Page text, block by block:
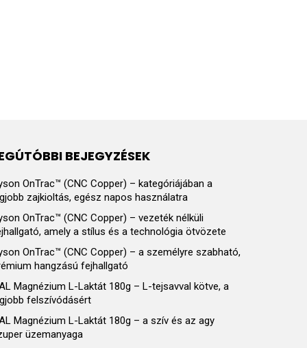
BEJEGYZÉSEK
OnTrac™ (CNC Copper) – kategóriájában a
zajkioltás, egész napos használatra
OnTrac™ (CNC Copper) – vezeték nélküli
amely a stílus és a technológia ötvözete
OnTrac™ (CNC Copper) – a személyre szabható,
hangzású fejhallgató
Magnézium L-Laktát 180g – L-tejsavval kötve, a
felszívódásért
Magnézium L-Laktát 180g – a szív és az agy
üzemanyaga